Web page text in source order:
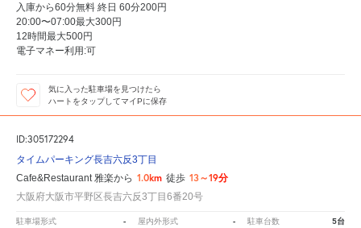
入庫から60分無料 終日 60分200円
20:00〜07:00最大300円
12時間最大500円
電子マネー利用:可
気に入った駐車場を見つけたら
ハートをタップしてマイPに保存
ID:305172294
タイムパーキング長吉六反3丁目
Cafe&Restaurant 雅楽から 1.0km 徒歩 13～19分
大阪府大阪市平野区長吉六反3丁目6番20号
駐車場形式 - 屋内外形式 - 駐車台数 5台